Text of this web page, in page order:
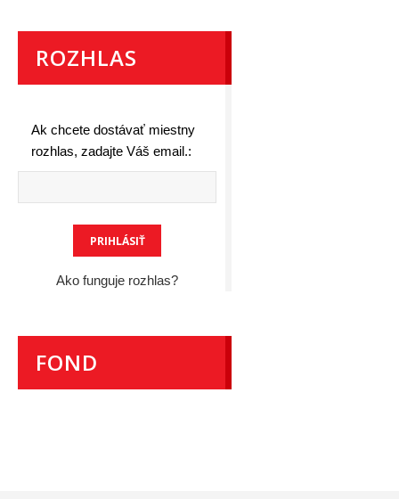
ROZHLAS
Ak chcete dostávať miestny
rozhlas, zadajte Váš email.:
Ako funguje rozhlas?
FOND